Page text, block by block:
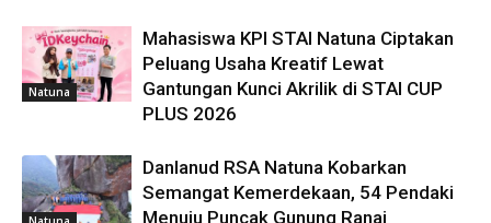
Natuna
Mahasiswa KPI STAI Natuna Ciptakan
Peluang Usaha Kreatif Lewat
Gantungan Kunci Akrilik di STAI CUP
PLUS 2026
Danlanud RSA Natuna Kobarkan
Semangat Kemerdekaan, 54 Pendaki
Menuju Puncak Gunung Ranai